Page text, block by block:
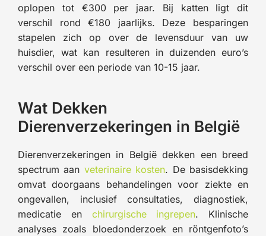
oplopen tot €300 per jaar. Bij katten ligt dit
verschil rond €180 jaarlijks. Deze besparingen
stapelen zich op over de levensduur van uw
huisdier, wat kan resulteren in duizenden euro’s
verschil over een periode van 10-15 jaar.
Wat Dekken
Dierenverzekeringen in België
Dierenverzekeringen in België dekken een breed
spectrum aan veterinaire kosten. De basisdekking
omvat doorgaans behandelingen voor ziekte en
ongevallen, inclusief consultaties, diagnostiek,
medicatie en chirurgische ingrepen. Klinische
analyses zoals bloedonderzoek en röntgenfoto’s